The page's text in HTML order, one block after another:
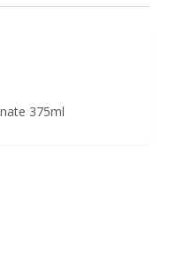
375ml